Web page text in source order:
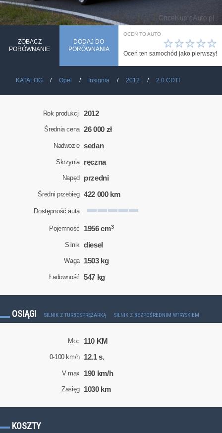
ZOBACZ
PORÓWNANIE
DODAJ DO
PORÓWNANIA
OCEŃ TO AUTO
☆
☆
☆
☆
☆
Oceń ten samochód jako pierwszy!
KATALOG Opel Insignia 2012 2.0 CDTI
Rok produkcji 2012
Średnia cena 26 000 zł
Nadwozie sedan
Skrzynia ręczna
Napęd przedni
Średni przebieg 422 000 km
Dostępność auta
Pojemność 1956 cm3
Silnik diesel
Waga 1503 kg
Ładowność 547 kg
OSIĄGI SILNIK Z TURBOSPRĘŻARKĄ SILNIK Z BEZPOŚREDNIM WTRYSKIEM
Moc 110 KM
0-100 km/h 12.1 s.
V max 190 km/h
Zasięg 1030 km
KOSZTY